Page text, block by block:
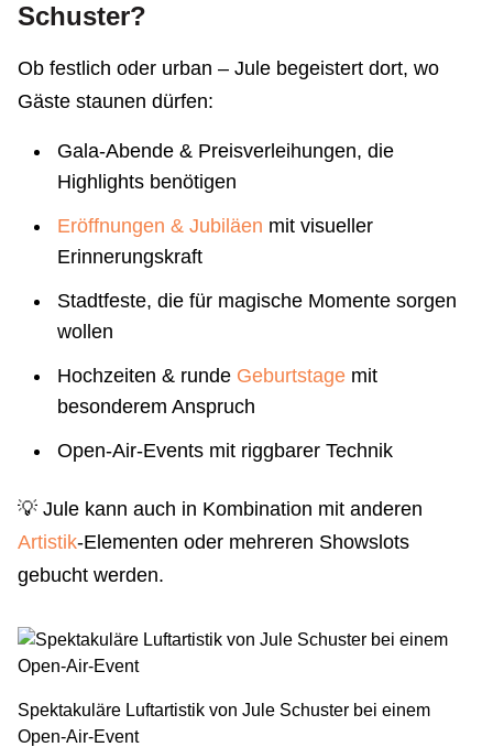
Schuster?
Ob festlich oder urban – Jule begeistert dort, wo
Gäste staunen dürfen:
Gala-Abende & Preisverleihungen, die
Highlights benötigen
Eröffnungen & Jubiläen mit visueller
Erinnerungskraft
Stadtfeste, die für magische Momente sorgen
wollen
Hochzeiten & runde Geburtstage mit
besonderem Anspruch
Open-Air-Events mit riggbarer Technik
💡 Jule kann auch in Kombination mit anderen
Artistik-Elementen oder mehreren Showslots
gebucht werden.
Spektakuläre Luftartistik von Jule Schuster bei einem
Open-Air-Event